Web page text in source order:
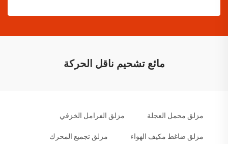
مائع تشحيم ناقل الحركة
مزلق محمل العجلة مزلق الفرامل الخزفي
مزلق ضاغط مكيف الهواء مزلق تجميع المحرك